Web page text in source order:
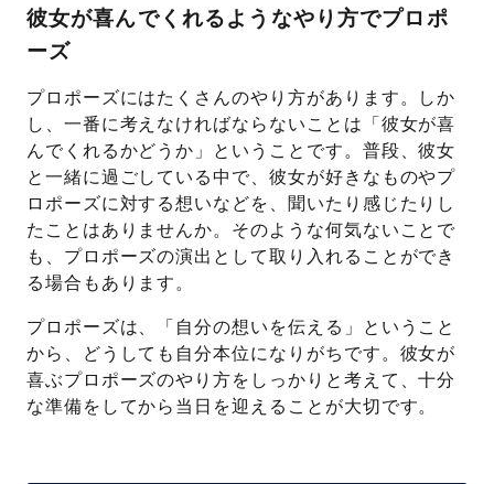
彼女が喜んでくれるようなやり方でプロポ
ーズ
プロポーズにはたくさんのやり方があります。しか
し、一番に考えなければならないことは「彼女が喜
んでくれるかどうか」ということです。普段、彼女
と一緒に過ごしている中で、彼女が好きなものやプ
ロポーズに対する想いなどを、聞いたり感じたりし
たことはありませんか。そのような何気ないことで
も、プロポーズの演出として取り入れることができ
る場合もあります。
プロポーズは、「自分の想いを伝える」ということ
から、どうしても自分本位になりがちです。彼女が
喜ぶプロポーズのやり方をしっかりと考えて、十分
な準備をしてから当日を迎えることが大切です。